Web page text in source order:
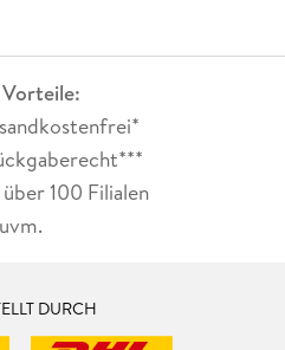
100 Filialen
uvm.
DURCH